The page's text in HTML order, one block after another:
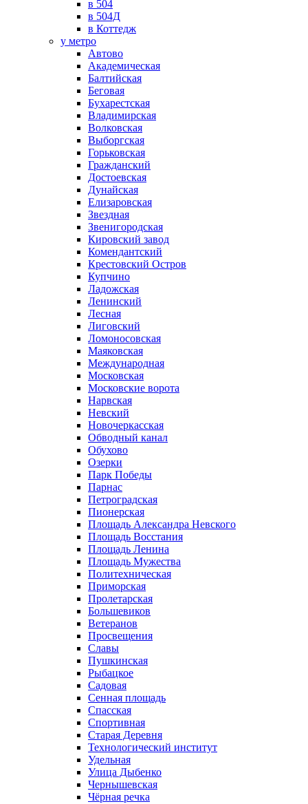
в 504
в 504Д
в Коттедж
у метро
Автово
Академическая
Балтийская
Беговая
Бухарестская
Владимирская
Волковская
Выборгская
Горьковская
Гражданский
Достоевская
Дунайская
Елизаровская
Звездная
Звенигородская
Кировский завод
Комендантский
Крестовский Остров
Купчино
Ладожская
Ленинский
Лесная
Лиговский
Ломоносовская
Маяковская
Международная
Московская
Московские ворота
Нарвская
Невский
Новочеркасская
Обводный канал
Обухово
Озерки
Парк Победы
Парнас
Петроградская
Пионерская
Площадь Александра Невского
Площадь Восстания
Площадь Ленина
Площадь Мужества
Политехническая
Приморская
Пролетарская
Большевиков
Ветеранов
Просвещения
Славы
Пушкинская
Рыбацкое
Садовая
Сенная площадь
Спасская
Спортивная
Старая Деревня
Технологический институт
Удельная
Улица Дыбенко
Чернышевская
Чёрная речка